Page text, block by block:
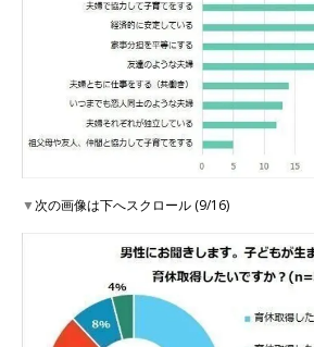
▼次の画像は下へスクロール (9/16)